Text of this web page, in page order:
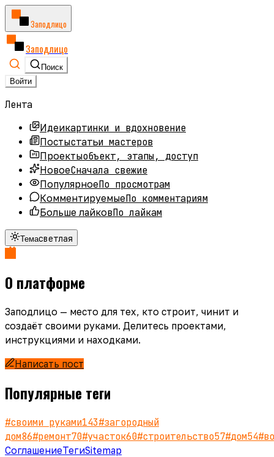
Заподлицо
Заподлицо
Поиск
Войти
Лента
Идеикартинки и вдохновение
Постыстатьи мастеров
Проектыобъект, этапы, доступ
НовоеСначала свежие
ПопулярноеПо просмотрам
КомментируемыеПо комментариям
Больше лайковПо лайкам
Темасветлая
О платформе
Заподлицо — место для тех, кто строит, чинит и
создаёт своими руками. Делитесь проектами,
инструкциями и находками.
Написать пост
Популярные теги
#своими руками143#загородный
дом86#ремонт70#участок60#строительство57#дом54#
СоглашениеТегиSitemap